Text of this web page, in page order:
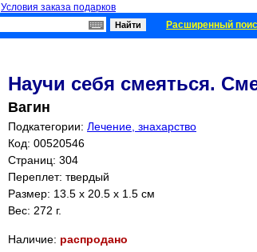
Условия заказа подарков
Расширенный
Научи себя смеяться.
Вагин
Подкатегории: Лечение, знахарство
Код: 00520546
Страниц: 304
Переплет: твердый
Размер: 13.5 x 20.5 x 1.5 см
Вес: 272 г.
Наличие: распродано